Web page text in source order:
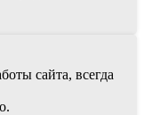
сайта, всегда